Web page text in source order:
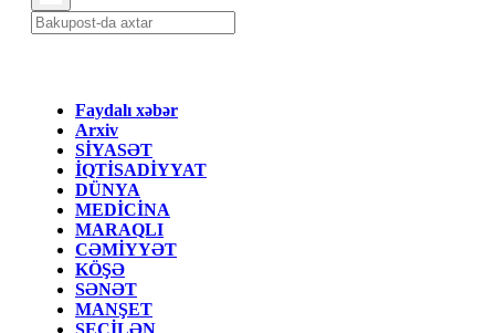
Faydalı xəbər
Arxiv
SİYASƏT
İQTİSADİYYAT
DÜNYA
MEDİCİNA
MARAQLI
CƏMİYYƏT
KÖŞƏ
SƏNƏT
MANŞET
SEÇİLƏN